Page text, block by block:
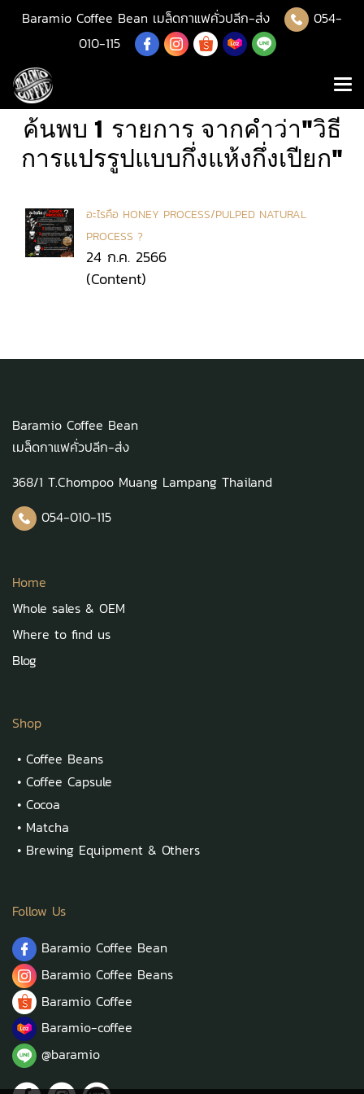
Baramio Coffee Bean เมล็ดกาแฟคั่วปลีก-ส่ง
054-
010-115
ค้นพบ 1 รายการ จากคำว่า"วิธี
การแปรรูปแบบกึ่งแห้งกึ่งเปียก"
อะไรคือ HONEY PROCESS/PULPED NATURAL
PROCESS ?
24 ก.ค. 2566
(Content)
Baramio Coffee Bean
เมล็ดกาแฟคั่วปลีก-ส่ง
368/1 T.Chompoo Muang Lampang Thailand
054-010-115
Home
Whole sales & OEM
Where to find us
Blog
Shop
• Coffee Beans
• Coffee Capsule
• Cocoa
• Matcha
• Brewing Equipment & Others
Follow Us
Baramio Coffee Bean
Baramio Coffee Beans
Baramio Coffee
Baramio-coffee
@baramio